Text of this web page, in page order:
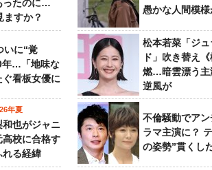
ったのに…
ますか？
愚かな人間模様
いに“覚
年…「地味な
看板女優に
松本若菜「ジ
ド」吹き替え
燃…暗雲漂う主
逆風が
年夏
也がジャニ
高校に合格す
れる経緯
不倫騒動でア
ラマ主演に？
の姿勢”貫くし